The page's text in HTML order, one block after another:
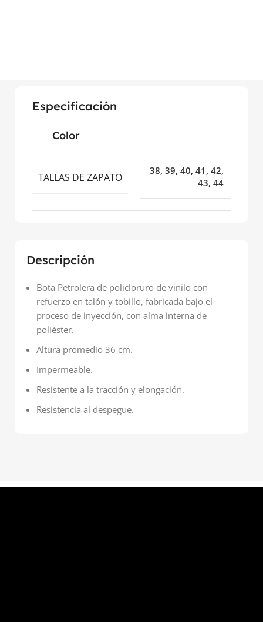
Descripción
Bota Petrolera de policloruro de vinilo con
refuerzo en talón y tobillo, fabricada bajo el
proceso de inyección, con alma interna de
poliéster.
Altura promedio 36 cm.
Impermeable.
Resistente a la tracción y elongación.
Resistencia al despegue.
Especificación
Color
TALLAS DE ZAPATO
38, 39, 40, 41 , 42,
43, 44